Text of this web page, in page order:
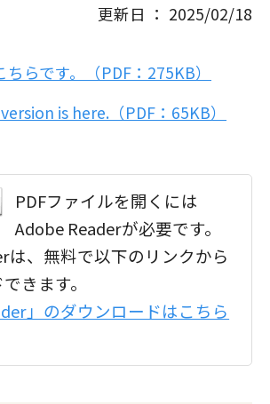
更新日 ： 2025/02/18
らです。（PDF：275KB）
is here.（PDF：65KB）
PDFファイルを開くには
Adobe Readerが必要です。
は、無料で以下のリンクから
きます。
」のダウンロードはこちら